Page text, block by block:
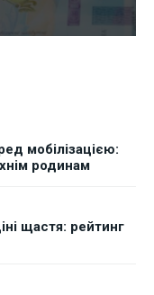
мобілізацією:
родинам
щастя: рейтинг